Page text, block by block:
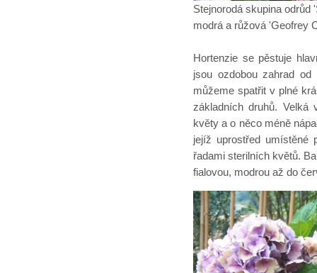
Stejnorodá skupina odrůd
modrá a růžová 'Geofrey
Hortenzie se pěstuje
jsou ozdobou zahrad
můžeme spatřit v plné
základních druhů. Velká
květy a o něco méně
jejíž uprostřed umístěné
řadami sterilních květů.
fialovou, modrou až do